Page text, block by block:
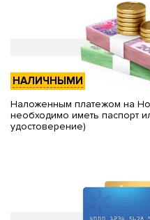
НАЛИЧНЫМИ
Наложенным платежом на
необходимо иметь паспорт
удостоверение)